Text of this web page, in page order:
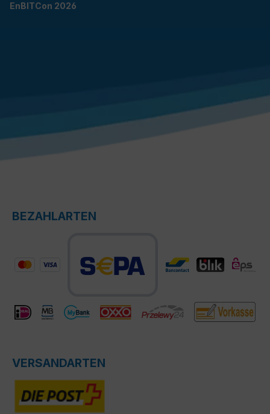
EnBITCon 2026
BEZAHLARTEN
VERSANDARTEN